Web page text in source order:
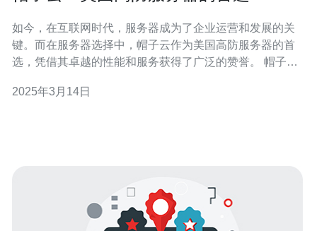
如今，在互联网时代，服务器成为了企业运营和发展的关
键。而在服务器选择中，帽子云作为美国高防服务器的首
选，凭借其卓越的性能和服务获得了广泛的赞誉。 帽子云
类型的服务器，包括共享主机、虚拟私有服务器（VPS）
2025年3月14日